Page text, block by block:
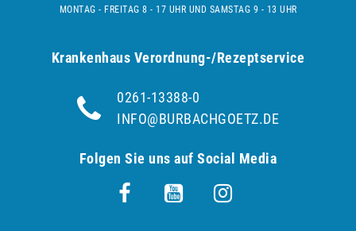
MONTAG - FREITAG 8 - 17 UHR UND SAMSTAG 9 - 13 UHR
Krankenhaus Verordnung-/Rezeptservice
0261-13388-0
INFO@BURBACHGOETZ.DE
Folgen Sie uns auf Social Media